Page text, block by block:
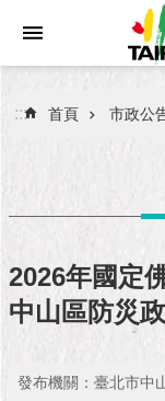
進
搜
民
服
務
府
::: 首頁 市政公
2026年國定
中山區防災
發布機關：臺北市中